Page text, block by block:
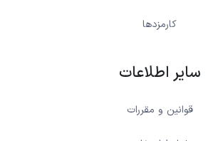
کارمزدها
سایر اطلاعات
قوانین و مقررات